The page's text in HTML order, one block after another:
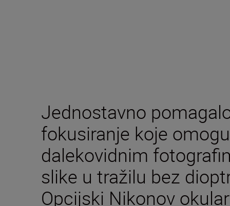
Jednostavno
fokusiranje koje
dalekovidnim
slike u tražilu bez
Opcijski Nikonov